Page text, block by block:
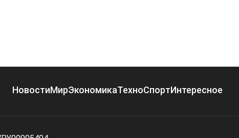
НовостиМирЭкономикаТехноСпортИнтересное